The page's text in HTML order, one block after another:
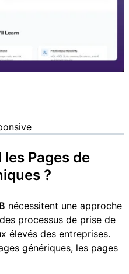
Pages de
?
nécessitent une approche
processus de prise de
élevés des entreprises.
génériques, les pages